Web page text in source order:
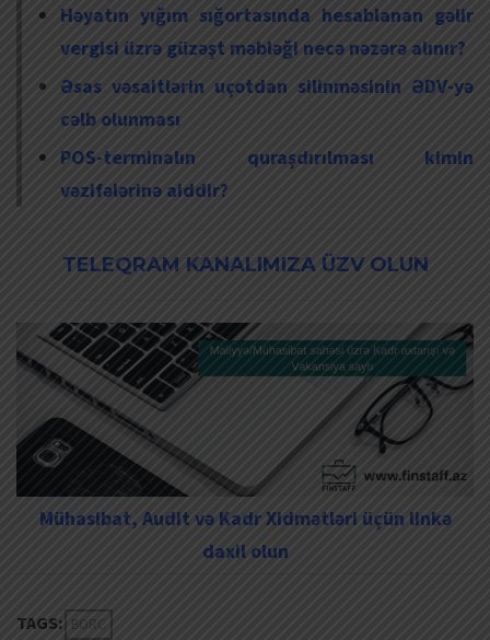
Həyatın yığım sığortasında hesablanan gəlir
vergisi üzrə güzəşt məbləği necə nəzərə alınır?
Əsas vəsaitlərin uçotdan silinməsinin ƏDV-yə
cəlb olunması
POS-terminalın quraşdırılması kimin
vəzifələrinə aiddir?
TELEQRAM KANALIMIZA ÜZV OLUN
Mühasibat, Audit və Kadr Xidmətləri üçün linkə
daxil olun
TAGS: BORC